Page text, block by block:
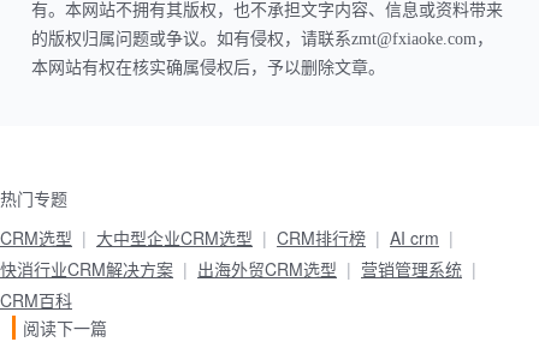
有。本网站不拥有其版权，也不承担文字内容、信息或资料带来
的版权归属问题或争议。如有侵权，请联系zmt@fxiaoke.com，
本网站有权在核实确属侵权后，予以删除文章。
热门专题
CRM选型
大中型企业CRM选型 CRM排行榜
AI crm
快消行业CRM解决方案
出海外贸CRM选型
营销管理系统
CRM百科
阅读下一篇